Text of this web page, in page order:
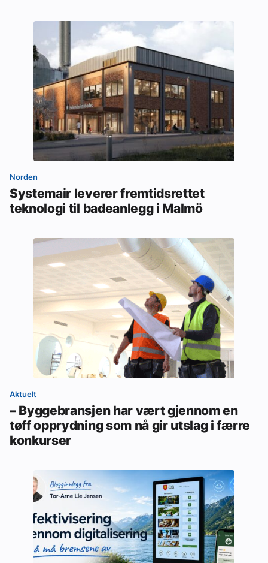
Norden
Systemair leverer fremtidsrettet
teknologi til badeanlegg i Malmö
Aktuelt
– Byggebransjen har vært gjennom en
tøff opprydning som nå gir utslag i færre
konkurser